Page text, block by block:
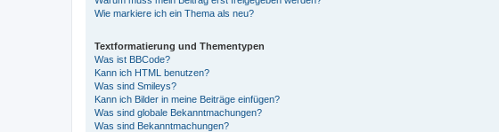
Wie markiere ich ein Thema als neu?
Textformatierung und Thementypen
Was ist BBCode?
Kann ich HTML benutzen?
Was sind Smileys?
Kann ich Bilder in meine Beiträge einfügen?
Was sind globale Bekanntmachungen?
Was sind Bekanntmachungen?